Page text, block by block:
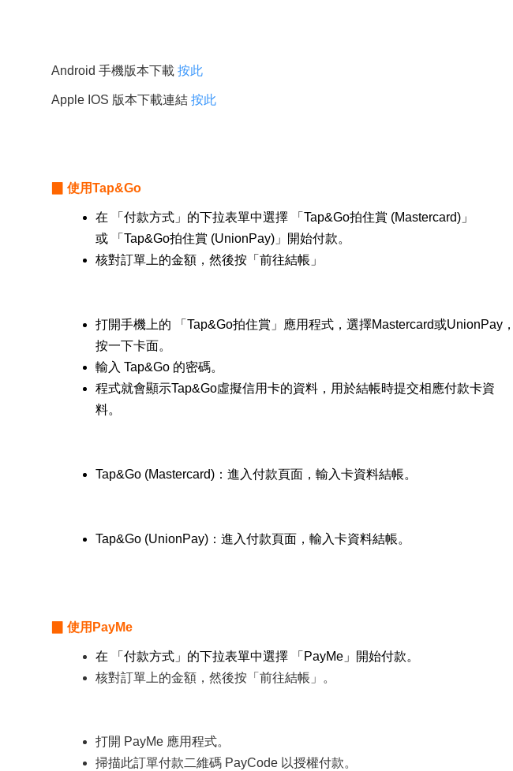
Android 手機版本下載 按此
Apple IOS 版本下載連結 按此
▉ 使用Tap&Go
在 「 付款方式 」的下拉表單中選擇 「Tap&Go拍住賞 (Mastercard)」
或
「Tap&Go拍住賞 (UnionPay)」開始付款。
核對訂單上的金額，然後按 「前往結帳」
打開手機上的 「Tap&Go拍住賞」應用程式，選擇Mastercard或UnionPay，
按一下卡面。
輸入 Tap&Go 的密碼。
程式就會顯示Tap&Go虛擬信用卡的資料，用於結帳時提交相應付款卡資
料。
Tap&Go (Mastercard)：進入付款頁面， 輸入卡資料結帳。
Tap&Go (UnionPay)：進入付款頁面，輸入卡資料結帳。
▉ 使用PayMe
在 「付款方式」的下拉表單中選擇 「PayMe」開始付款。
核對訂單上的金額，然後按 「前往結帳」。
打開 PayMe 應用程式。
掃描此訂單付款二維碼 PayCode 以授權付款。